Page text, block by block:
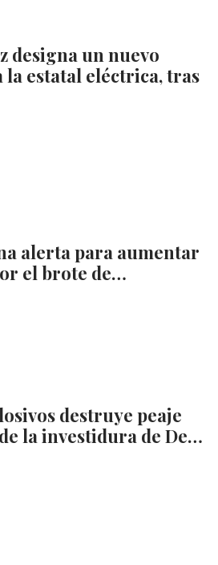
designa un nuevo
estatal eléctrica, tras
alerta para aumentar
el brote de…
destruye peaje
la investidura de De…